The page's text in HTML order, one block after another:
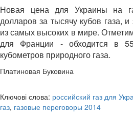
Новая цена для Украины на
долларов за тысячу кубов газа,
из самых высоких в мире.
для Франции - обходится в
кубометров природного газа.
Платиновая Буковина
Ключові слова: российский газ для
газ, газовые переговоры 2014